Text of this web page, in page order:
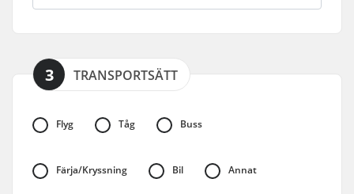
3 TRANSPORTSÄTT
Flyg Tåg Buss
Färja/Kryssning Bil Annat